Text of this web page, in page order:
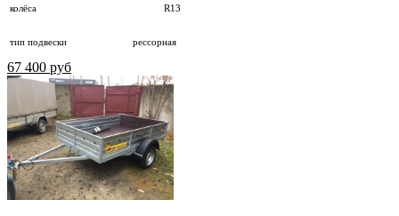
колёса R13
тип подвески рессорная
67 400 руб